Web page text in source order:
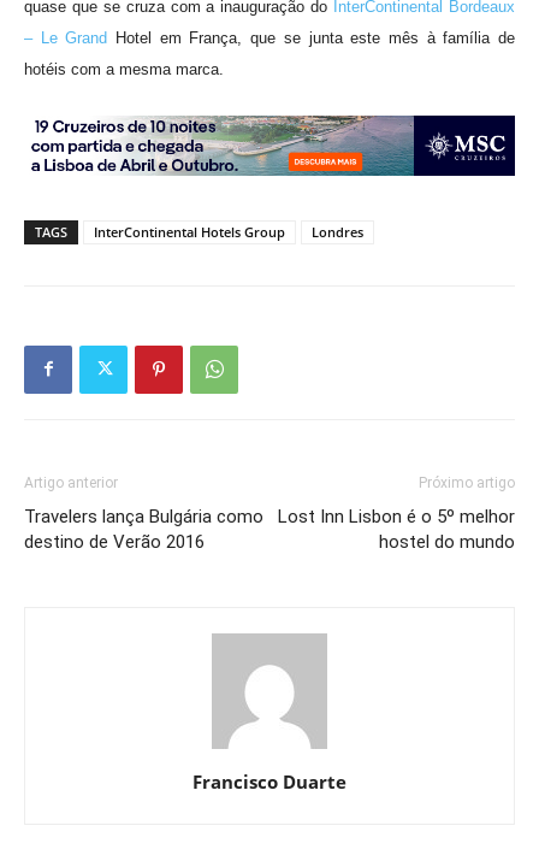
quase que se cruza com a inauguração do
InterContinental Bordeaux
– Le Grand Hotel em França, que se junta este mês à família de
hotéis com a mesma marca.
TAGS InterContinental Hotels Group Londres
Artigo anterior
Travelers lança Bulgária como
destino de Verão 2016
Próximo artigo
Lost Inn Lisbon é o 5º melhor
hostel do mundo
Francisco Duarte